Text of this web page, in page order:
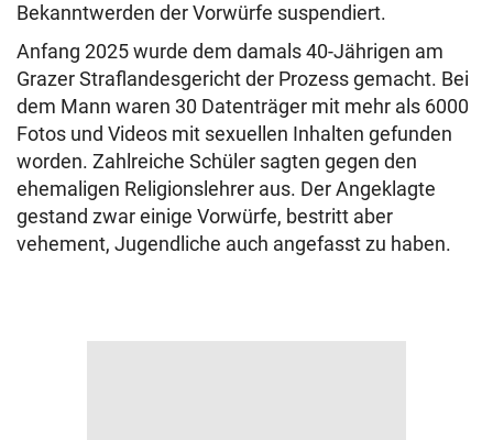
Bekanntwerden der Vorwürfe suspendiert.
Anfang 2025 wurde dem damals 40-Jährigen am
Grazer Straflandesgericht der Prozess gemacht. Bei
dem Mann waren 30 Datenträger mit mehr als 6000
Fotos und Videos mit sexuellen Inhalten gefunden
worden. Zahlreiche Schüler sagten gegen den
ehemaligen Religionslehrer aus. Der Angeklagte
gestand zwar einige Vorwürfe, bestritt aber
vehement, Jugendliche auch angefasst zu haben.